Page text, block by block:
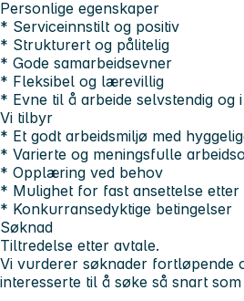
Personlige egenskaper
* Serviceinnstilt og positiv
* Strukturert og pålitelig
* Gode samarbeidsevner
* Fleksibel og lærevillig
* Evne til å arbeide selvstendig og
Vi tilbyr
* Et godt arbeidsmiljø med
* Varierte og meningsfulle
* Opplæring ved behov
* Mulighet for fast ansettelse etter
* Konkurransedyktige betingelser
Søknad
Tiltredelse etter avtale.
Vi vurderer søknader fortløpende
interesserte til å søke så snart som